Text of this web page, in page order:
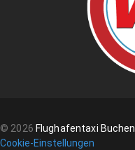
© 2026 Flughafentaxi Buchen
Cookie-Einstellungen